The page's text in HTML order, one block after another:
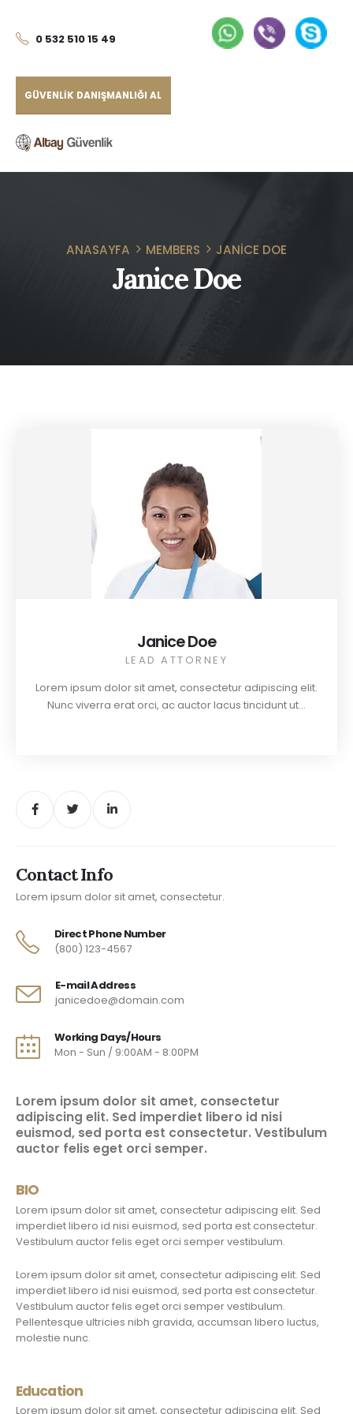
0 532 510 15 49
GÜVENLIK DANIŞMANLIĞI AL
ANASAYFA MEMBERS JANICE DOE
Janice Doe
Janice Doe
LEAD ATTORNEY
Lorem ipsum dolor sit amet, consectetur adipiscing elit.
Nunc viverra erat orci, ac auctor lacus tincidunt ut...
Contact Info
Lorem ipsum dolor sit amet, consectetur.
Direct Phone Number
(800) 123-4567
E-mail Address
janicedoe@domain.com
Working Days/Hours
Mon - Sun / 9:00AM - 8:00PM
Lorem ipsum dolor sit amet, consectetur
adipiscing elit. Sed imperdiet libero id nisi
euismod, sed porta est consectetur. Vestibulum
auctor felis eget orci semper.
BIO
Lorem ipsum dolor sit amet, consectetur adipiscing elit. Sed
imperdiet libero id nisi euismod, sed porta est consectetur.
Vestibulum auctor felis eget orci semper vestibulum.
Lorem ipsum dolor sit amet, consectetur adipiscing elit. Sed
imperdiet libero id nisi euismod, sed porta est consectetur.
Vestibulum auctor felis eget orci semper vestibulum.
Pellentesque ultricies nibh gravida, accumsan libero luctus,
molestie nunc.
Education
Lorem ipsum dolor sit amet, consectetur adipiscing elit. Sed